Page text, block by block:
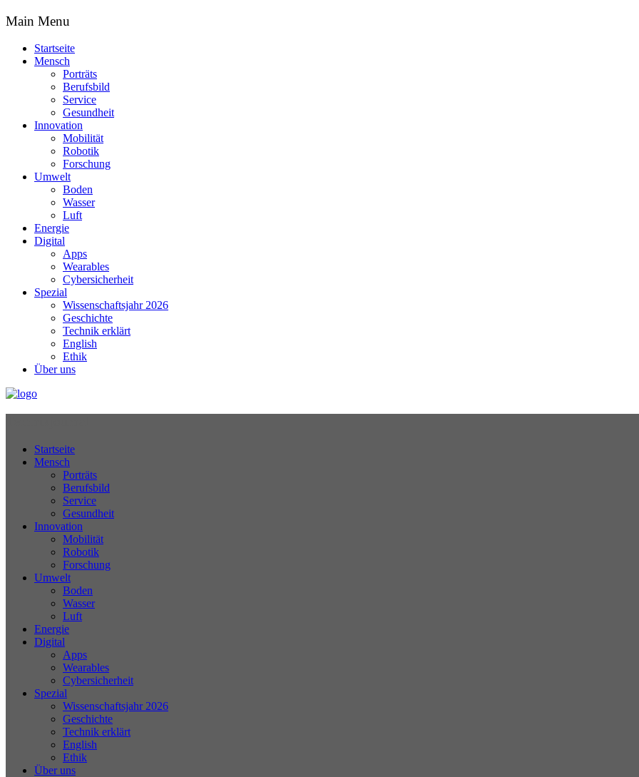
Main Menu
Startseite
Mensch
Porträts
Berufsbild
Service
Gesundheit
Innovation
Mobilität
Robotik
Forschung
Umwelt
Boden
Wasser
Luft
Energie
Digital
Apps
Wearables
Cybersicherheit
Spezial
Wissenschaftsjahr 2026
Geschichte
Technik erklärt
English
Ethik
Über uns
Startseite
Mensch
Porträts
Berufsbild
Service
Gesundheit
Innovation
Mobilität
Robotik
Forschung
Umwelt
Boden
Wasser
Luft
Energie
Digital
Apps
Wearables
Cybersicherheit
Spezial
Wissenschaftsjahr 2026
Geschichte
Technik erklärt
English
Ethik
Über uns